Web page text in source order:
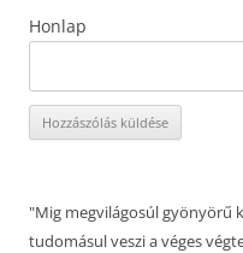
Honlap
"Mig megvilágosúl gyönyörű
tudomásul veszi a véges